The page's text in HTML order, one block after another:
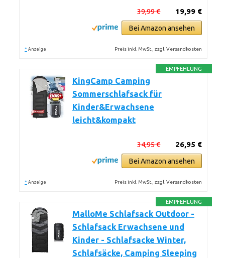
19,99 €
39,99 €
Bei Amazon ansehen
* Anzeige Preis inkl. MwSt., zzgl. Versandkosten
EMPFEHLUNG
KingCamp Camping
Sommerschlafsack für
Kinder&Erwachsene
leicht&kompakt
26,95 €
34,95 €
Bei Amazon ansehen
* Anzeige Preis inkl. MwSt., zzgl. Versandkosten
EMPFEHLUNG
MalloMe Schlafsack Outdoor -
Schlafsack Erwachsene und
Kinder - Schlafsacke Winter,
Schlafsäcke, Camping Sleeping